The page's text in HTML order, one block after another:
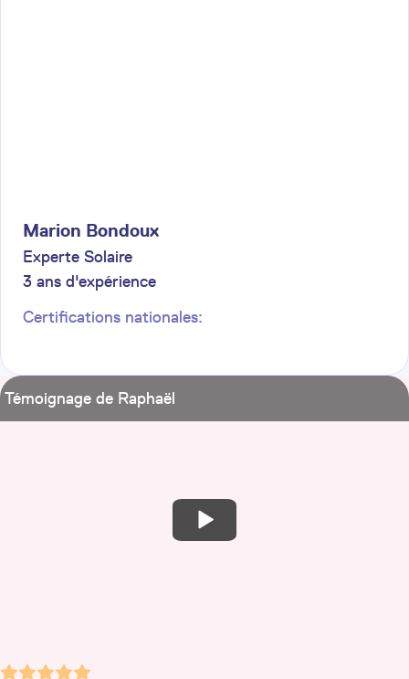
Marion Bondoux
Experte Solaire
3 ans d'expérience
Certifications nationales:
Témoignage de Raphaël